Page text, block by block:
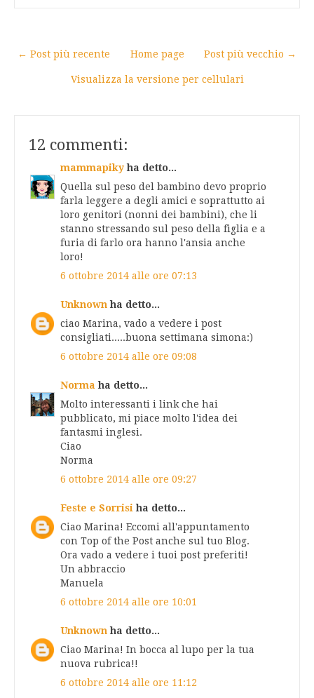
← Post più recente Post più vecchio →
Home page
Visualizza la versione per cellulari
12 commenti:
mammapikyha detto...
Quella sul peso del bambino devo proprio
farla leggere a degli amici e soprattutto ai
loro genitori (nonni dei bambini), che li
stanno stressando sul peso della figlia e a
furia di farlo ora hanno l'ansia anche
loro!
6 ottobre 2014 alle ore 07:13
Unknown ha detto...
ciao Marina, vado a vedere i post
consigliati.....buona settimana simona:)
6 ottobre 2014 alle ore 09:08
Norma ha detto...
Molto interessanti i link che hai
pubblicato, mi piace molto l'idea dei
fantasmi inglesi.
Ciao
Norma
6 ottobre 2014 alle ore 09:27
Feste e Sorrisi ha detto...
Ciao Marina! Eccomi all'appuntamento
con Top of the Post anche sul tuo Blog.
Ora vado a vedere i tuoi post preferiti!
Un abbraccio
Manuela
6 ottobre 2014 alle ore 10:01
Unknown ha detto...
Ciao Marina! In bocca al lupo per la tua
nuova rubrica!!
6 ottobre 2014 alle ore 11:12